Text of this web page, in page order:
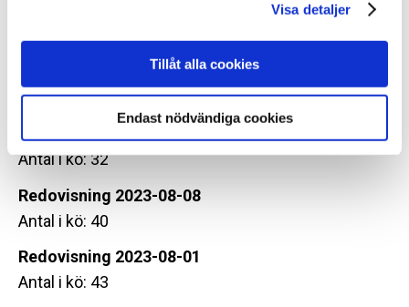
Visa detaljer
Tillåt alla cookies
Endast nödvändiga cookies
Antal i kö: 36
Redovisning 2023-08-22
Antal i kö: 30
Redovisning 2023-08-15
Antal i kö: 32
Redovisning 2023-08-08
Antal i kö: 40
Redovisning 2023-08-01
Antal i kö: 43